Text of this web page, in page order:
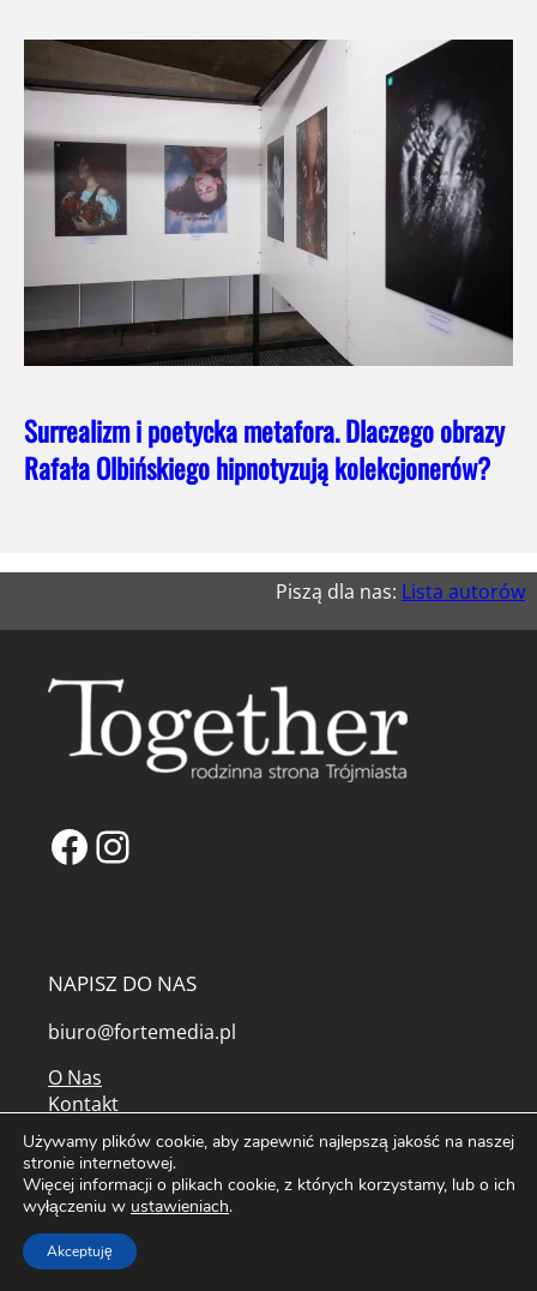
Surrealizm i poetycka metafora. Dlaczego obrazy
Rafała Olbińskiego hipnotyzują kolekcjonerów?
Piszą dla nas: Lista autorów
Facebook
Instagram
NAPISZ DO NAS
biuro@fortemedia.pl
O Nas
Kontakt
Reklama na Portalu Together
Partnerzy
Najpopularniejsze artykuły
Tagi
Mapa serwisu
Kolorowanki do druku
Używamy plików cookie, aby zapewnić najlepszą jakość na naszej
stronie internetowej.
Więcej informacji o plikach cookie, z których korzystamy, lub o ich
wyłączeniu w ustawieniach.
Akceptuję